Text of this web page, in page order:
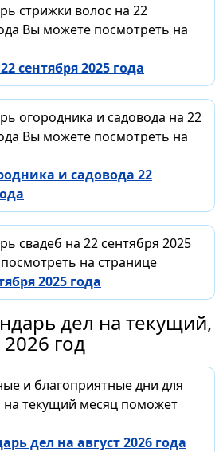
стрижки волос на 22
Вы можете посмотреть на
сентября 2025 года
огородника и садовода на 22
Вы можете посмотреть на
и садовода 22
свадеб на 22 сентября 2025
на странице
2025 года
дел на текущий,
2026 год
и благоприятные дни для
текущий месяц поможет
дел на август 2026 года